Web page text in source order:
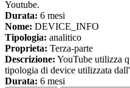
Youtube.
Durata: 6 mesi
Nome: DEVICE_INFO
Tipologia: analitico
Proprieta: Terza-parte
Descrizione: YouTube utilizza
tipologia di device utilizzata
Durata: 6 mesi